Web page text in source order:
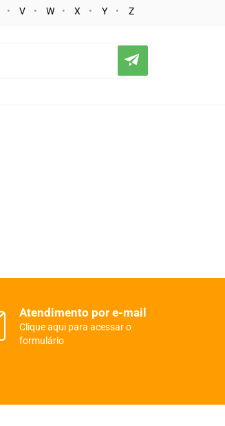
V W X Y Z
Atendimento por e-mail
Clique aqui para acessar o
formulário